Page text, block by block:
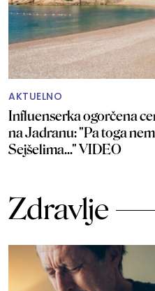
AKTUELNO
Influenserka ogorčena
na Jadranu: "Pa toga
Sejšelima..." VIDEO
Zdravlje